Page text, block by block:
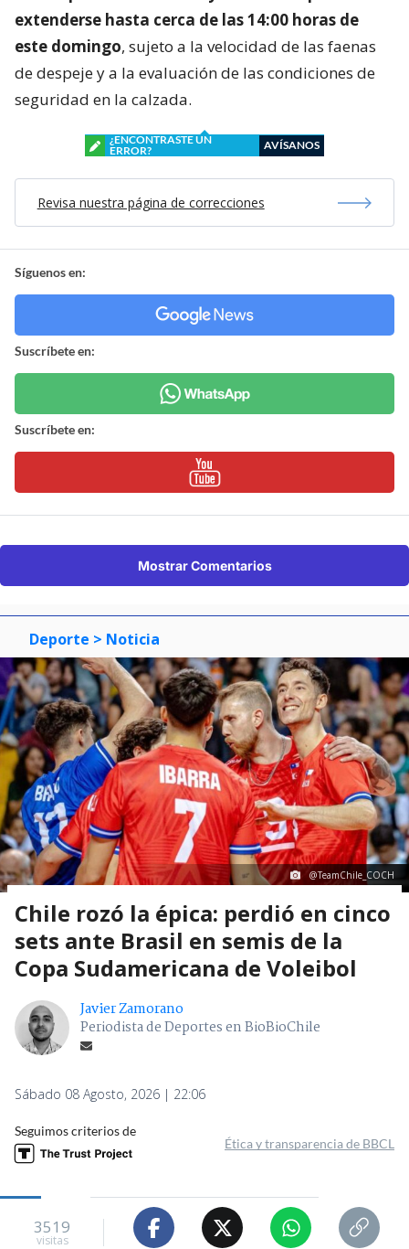
extenderse hasta cerca de las 14:00 horas de
este domingo, sujeto a la velocidad de las faenas
de despeje y a la evaluación de las condiciones de
seguridad en la calzada.
¿ENCONTRASTE UN
ERROR?
AVÍSANOS
Revisa nuestra página de correcciones
Síguenos en:
Suscríbete en:
Suscríbete en:
Mostrar Comentarios
Deporte > Noticia
@TeamChile_COCH
Chile rozó la épica: perdió en cinco
sets ante Brasil en semis de la
Copa Sudamericana de Voleibol
Javier Zamorano
Periodista de Deportes en BioBioChile
Sábado 08 Agosto, 2026 | 22:06
Seguimos criterios de
Ética y transparencia de BBCL
3519
visitas